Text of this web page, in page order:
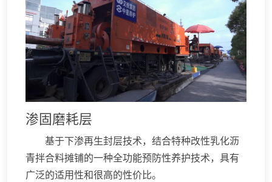
渗固磨耗层
基于下渗再生封层技术，结合特种改性乳化沥
青拌合料摊铺的一种全功能预防性养护技术，具有
广泛的适用性和很高的性价比。